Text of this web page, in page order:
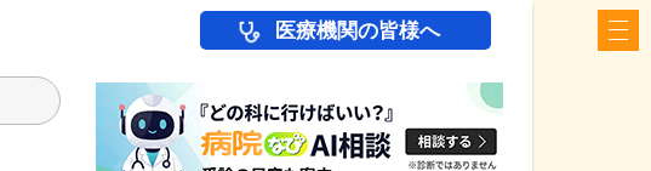
医療機関の皆様へ